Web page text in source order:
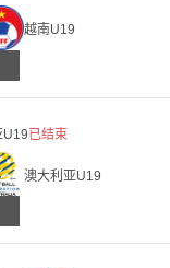
越南U19
U19已结束
澳大利亚U19